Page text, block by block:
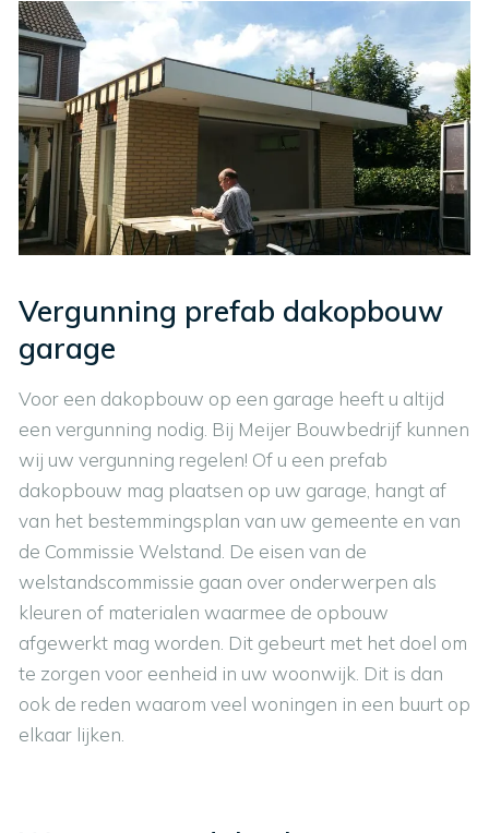
Vergunning prefab dakopbouw
garage
Voor een dakopbouw op een garage heeft u altijd
een vergunning nodig. Bij Meijer Bouwbedrijf kunnen
wij uw vergunning regelen! Of u een prefab
dakopbouw mag plaatsen op uw garage, hangt af
van het bestemmingsplan van uw gemeente en van
de Commissie Welstand. De eisen van de
welstandscommissie gaan over onderwerpen als
kleuren of materialen waarmee de opbouw
afgewerkt mag worden. Dit gebeurt met het doel om
te zorgen voor eenheid in uw woonwijk. Dit is dan
ook de reden waarom veel woningen in een buurt op
elkaar lijken.